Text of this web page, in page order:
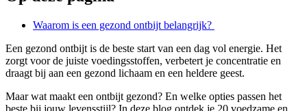
Waarom is een gezond ontbijt belangrijk?
Een gezond ontbijt is de beste start van een dag vol energie. Het
zorgt voor de juiste voedingsstoffen, verbetert je concentratie en
draagt bij aan een gezond lichaam en een heldere geest.
Maar wat maakt een ontbijt gezond? En welke opties passen het
beste bij jouw levensstijl? In deze blog ontdek je 20 voedzame en